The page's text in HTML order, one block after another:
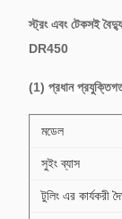
স্ট্রং এবং টেকসই
DR450
(1) প্রধান প্রযুক্তিগত
মডেল
সুইং ব্যাস
টুলিং এর কার্যকরী